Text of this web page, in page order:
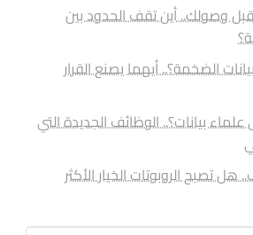
وصولك.. أين تقف الحدود بين
الضخمة؟.. أيهما يصنع القرار
بيانات؟.. الوظائف الجديدة التي
تصبح الروبوتات الخيار الأكثر